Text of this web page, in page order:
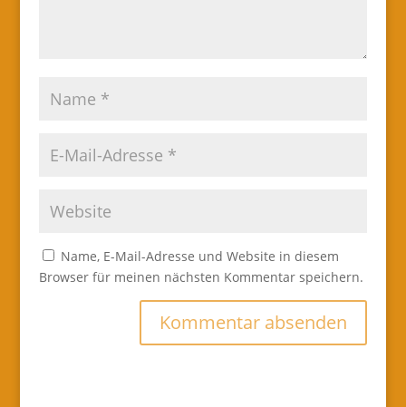
Name, E-Mail-Adresse und Website in diesem
Browser für meinen nächsten Kommentar speichern.